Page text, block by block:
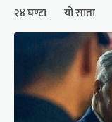
२४ घण्टा यो साता